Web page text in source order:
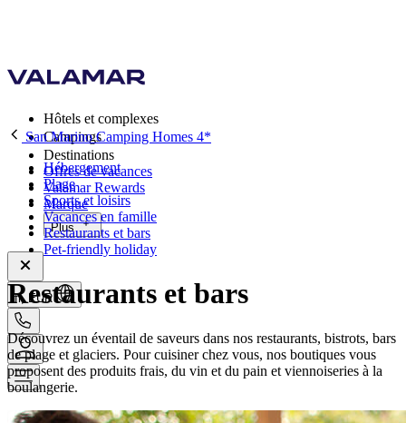
Hôtels et complexes
Campings
Destinations
Offres de vacances
Valamar Rewards
Marque
Plus
fr, EUR
San Marino Camping Homes 4*
Hébergement
Plage
Sports et loisirs
Vacances en famille
Restaurants et bars
Pet-friendly holiday
Restaurants et bars
Découvrez un éventail de saveurs dans nos restaurants, bistrots, bars
de plage et glaciers. Pour cuisiner chez vous, nos boutiques vous
proposent des produits frais, du vin et du pain et viennoiseries à la
boulangerie.